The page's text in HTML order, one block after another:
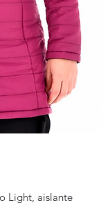
Light, aislante